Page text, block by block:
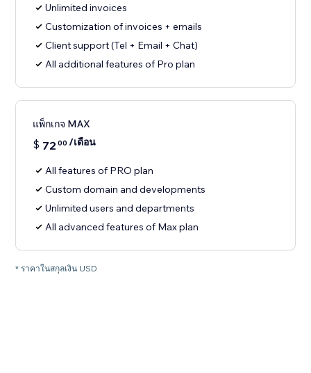
Unlimited invoices
Customization of invoices + emails
Client support (Tel + Email + Chat)
All additional features of Pro plan
แพ็กเกจ MAX
$ 72 00 /เดือน
All features of PRO plan
Custom domain and developments
Unlimited users and departments
All advanced features of Max plan
* ราคาในสกุลเงิน USD